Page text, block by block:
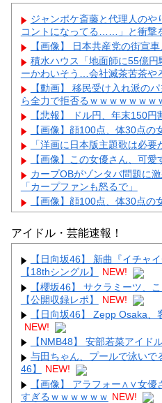
ジャンポケ斎藤と代理人のや
コントになってる……」と衝撃
【画像】 日本共産党の街宣
積水ハウス「地面師に55億
ーかわいそう…会社滅茶苦茶や
【動画】 移民受け入れ派の
ら全力で拒否るｗｗｗｗｗｗｗ
【悲報】 ドル円、年末150円
【画像】顔100点、体30点の
「洋画に日本版主題歌は必要
【画像】この女優さん、可愛
カープOBがゾンタバ問題に
「カープファンも怒るで」
【画像】顔100点、体30点の
Powered by livedoor 相互
アイドル・芸能速報！
【日向坂46】 新曲『イチャ
【18thシングル】
NEW!
【櫻坂46】 サクラミーツ、
【公開収録レポ】
NEW!
【日向坂46】 Zepp Osaka
NEW!
【NMB48】 安部若菜アイド
与田ちゃん、プールで泳いで
46】
NEW!
【画像】 アラフォー∧∨女優
すぎるｗｗｗｗｗｗ NEW!